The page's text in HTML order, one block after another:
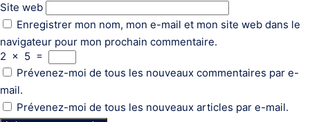
Site web
Enregistrer mon nom, mon e-mail et mon site web dans le
navigateur pour mon prochain commentaire.
2 × 5 =
Prévenez-moi de tous les nouveaux commentaires par e-
mail.
Prévenez-moi de tous les nouveaux articles par e-mail.